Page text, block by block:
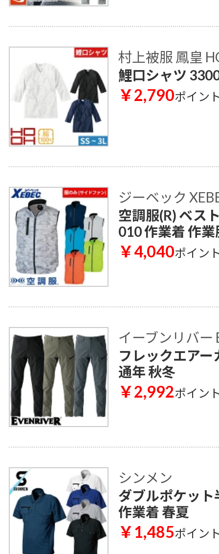
村上被服 鳳皇
鯉口シャツ
￥2,790ポイン
ジーベック
空調服(R) ベス
010 作業着 作業
￥4,040ポイン
イーブンリバー
フレックエアー
通年 秋冬
￥2,992ポイン
シンメン
ダブルポケッ
作業着 春夏
￥1,485ポイン